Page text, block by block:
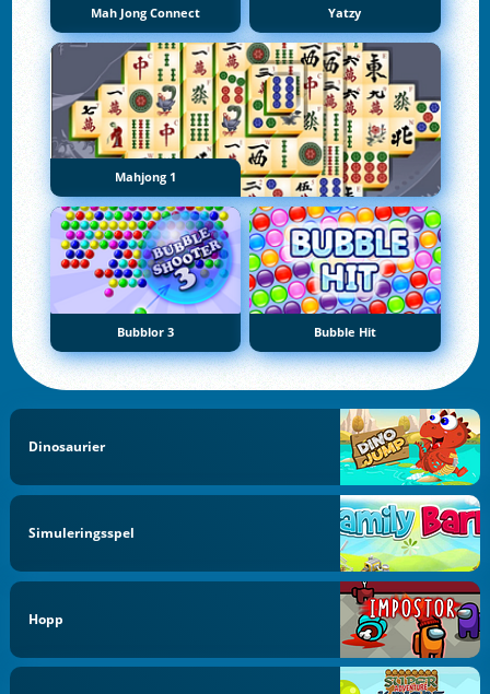
Mah Jong Connect Yatzy
Mahjong 1
Bubblor 3 Bubble Hit
Dinosaurier
Simuleringsspel
Hopp